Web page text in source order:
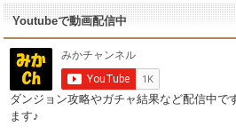
Youtubeで動画配信中
ダンジョン攻略やガチャ結果など配信中で
ます♪